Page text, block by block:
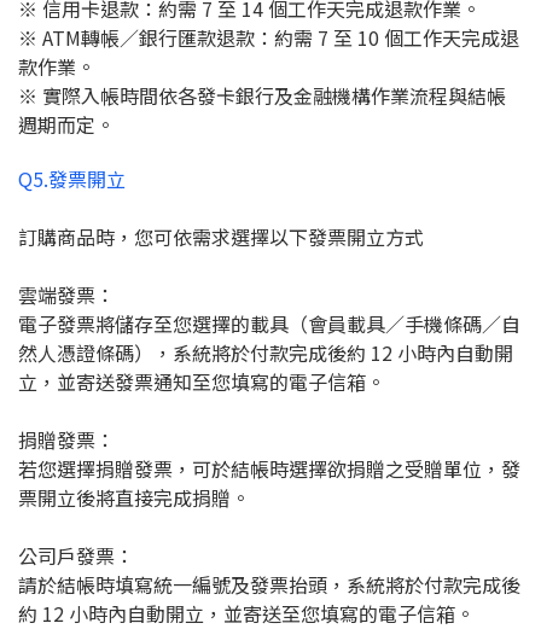
※ 信用卡退款：約需 7 至 14 個工作天完成退款作業。
※ ATM轉帳／銀行匯款退款：約需 7 至 10 個工作天完成退
款作業。
※ 實際入帳時間依各發卡銀行及金融機構作業流程與結帳
週期而定。
Q5.發票開立
訂購商品時，您可依需求選擇以下發票開立方式
雲端發票：
電子發票將儲存至您選擇的載具（會員載具／手機條碼／自
然人憑證條碼），系統將於付款完成後約 12 小時內自動開
立，並寄送發票通知至您填寫的電子信箱。
捐贈發票：
若您選擇捐贈發票，可於結帳時選擇欲捐贈之受贈單位，發
票開立後將直接完成捐贈。
公司戶發票：
請於結帳時填寫統一編號及發票抬頭，系統將於付款完成後
約 12 小時內自動開立，並寄送至您填寫的電子信箱。